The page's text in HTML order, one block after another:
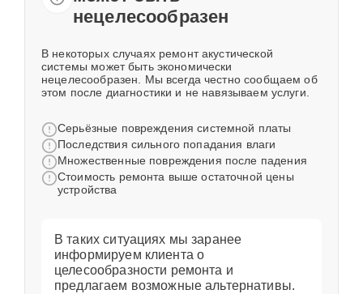
нецелесообразен
В некоторых случаях ремонт акустической
системы может быть экономически
нецелесообразен. Мы всегда честно сообщаем об
этом после диагностики и не навязываем услуги.
Серьёзные повреждения системной платы
Последствия сильного попадания влаги
Множественные повреждения после падения
Стоимость ремонта выше остаточной цены
устройства
В таких ситуациях мы заранее
информируем клиента о
целесообразности ремонта и
предлагаем возможные альтернативы.